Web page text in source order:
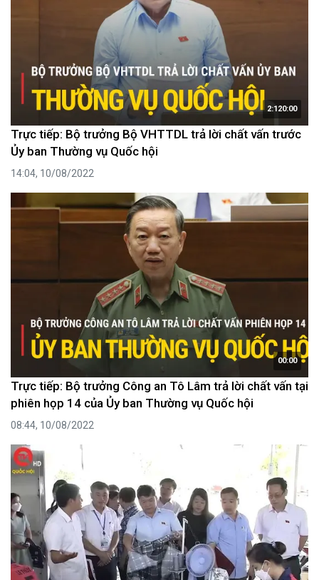
2:120:00
Trực tiếp: Bộ trưởng Bộ VHTTDL trả lời chất vấn trước
Ủy ban Thường vụ Quốc hội
14:04, 10/08/2022
00:00
Trực tiếp: Bộ trưởng Công an Tô Lâm trả lời chất vấn tại
phiên họp 14 của Ủy ban Thường vụ Quốc hội
08:44, 10/08/2022